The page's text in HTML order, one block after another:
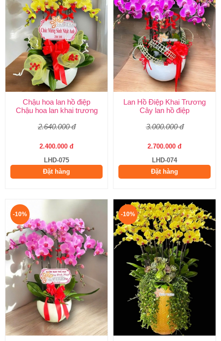
Chậu hoa lan hồ điệp
Chậu hoa lan khai trương
2.640.000 đ
2.400.000 đ
LHD-075
Đặt hàng
Lan Hồ Điệp Khai Trương
Cây lan hồ điệp
3.000.000 đ
2.700.000 đ
LHD-074
Đặt hàng
-10% -10%